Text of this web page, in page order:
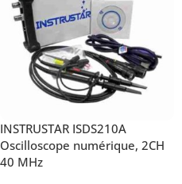
INSTRUSTAR ISDS210A
Oscilloscope numérique, 2CH
40 MHz